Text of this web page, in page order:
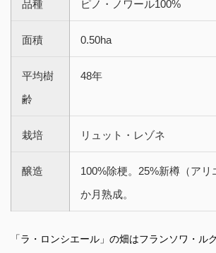
品種 ピノ・ノワール100%
面積 0.50ha
平均樹
齢
48年
栽培 リュット・レゾネ
醸造
100%除梗。25%新樽（アリ
か月熟成。
「ラ・ロンシエール」の畑はフランソワ・ル